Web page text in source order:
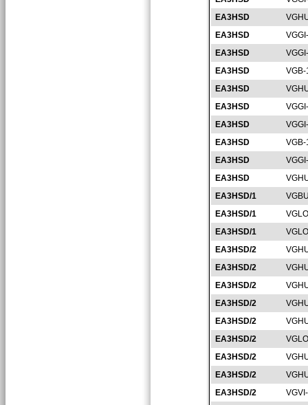
EA3HSD
EA3HSD
EA3HSD
EA3HSD
EA3HSD
EA3HSD
EA3HSD
EA3HSD
EA3HSD
EA3HSD
EA3HSD/1
EA3HSD/1
EA3HSD/1
EA3HSD/2
EA3HSD/2
EA3HSD/2
EA3HSD/2
EA3HSD/2
EA3HSD/2
EA3HSD/2
EA3HSD/2
EA3HSD/2